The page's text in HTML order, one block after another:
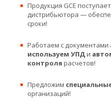
Продукция GCE
дистрибьютора —
сроки!
Работаем с
используем УПДи
контроля расчетов!
Предложим
организаций!